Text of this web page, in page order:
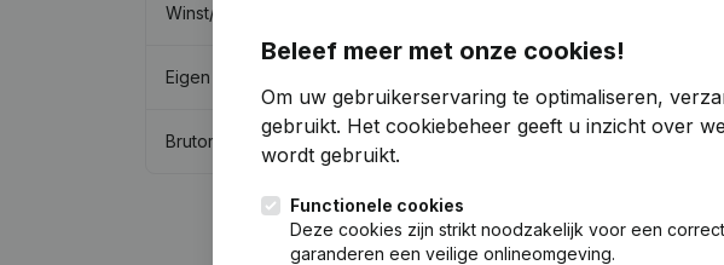
Winst/Verlies
Eigen vermogen
Brutomarge
Beleef meer met onze cookies!
Om uw gebruikerservaring te optimaliseren,
gebruikt. Het cookiebeheer geeft u inzicht over
wordt gebruikt.
Functionele cookies
Deze cookies zijn strikt noodzakelijk voor een
garanderen een veilige onlineomgeving.